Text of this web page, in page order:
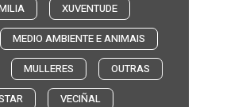
XUVENTUDE
MEDIO AMBIENTE E ANIMAIS
MULLERES
OUTRAS
VECIÑAL